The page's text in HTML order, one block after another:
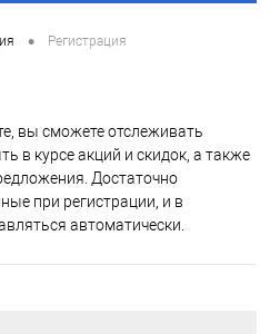
• Регистрация
вы сможете отслеживать
в курсе акций и скидок, а также
Достаточно
при регистрации, и в
автоматически.